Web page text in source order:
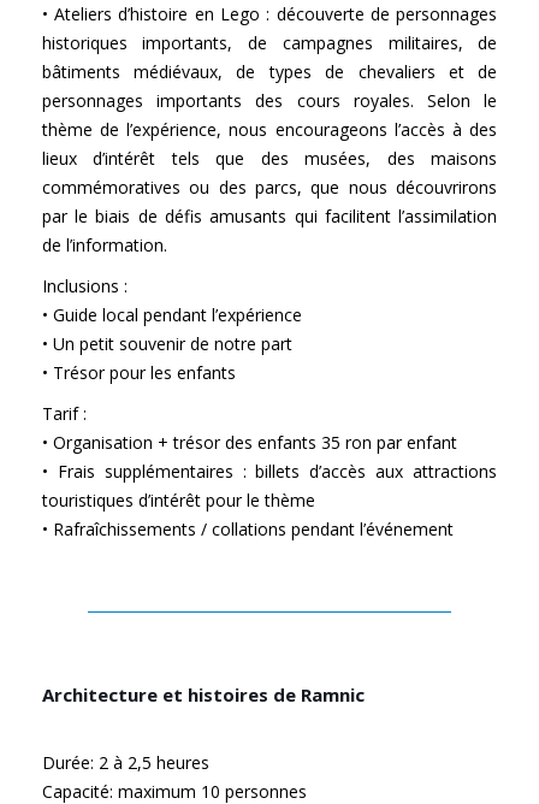
• Ateliers d’histoire en Lego : découverte de personnages
historiques importants, de campagnes militaires, de
bâtiments médiévaux, de types de chevaliers et de
personnages importants des cours royales. Selon le
thème de l’expérience, nous encourageons l’accès à des
lieux d’intérêt tels que des musées, des maisons
commémoratives ou des parcs, que nous découvrirons
par le biais de défis amusants qui facilitent l’assimilation
de l’information.
Inclusions :
• Guide local pendant l’expérience
• Un petit souvenir de notre part
• Trésor pour les enfants
Tarif :
• Organisation + trésor des enfants 35 ron par enfant
• Frais supplémentaires : billets d’accès aux attractions
touristiques d’intérêt pour le thème
• Rafraîchissements / collations pendant l’événement
Architecture et histoires de Ramnic
Durée: 2 à 2,5 heures
Capacité: maximum 10 personnes